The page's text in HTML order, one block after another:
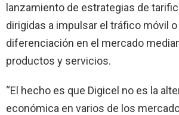
lanzamiento de estrategias de
dirigidas a impulsar el tráfico móvil
diferenciación en el mercado
productos y servicios.
“El hecho es que Digicel no es la
económica en varios de los